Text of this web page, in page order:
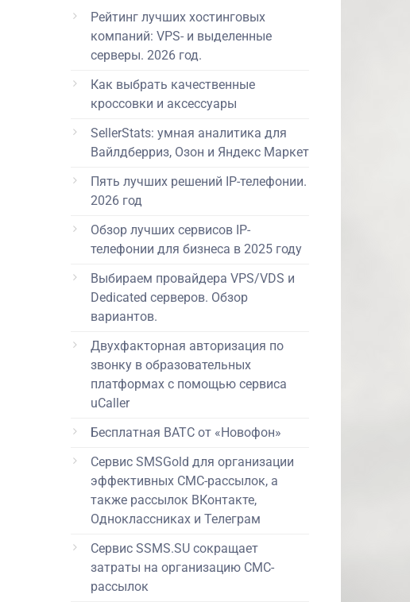
Рейтинг лучших хостинговых
компаний: VPS- и выделенные
серверы. 2026 год.
Как выбрать качественные
кроссовки и аксессуары
SellerStats: умная аналитика для
Вайлдберриз, Озон и Яндекс Маркет
Пять лучших решений IP-телефонии.
2026 год
Обзор лучших сервисов IP-
телефонии для бизнеса в 2025 году
Выбираем провайдера VPS/VDS и
Dedicated серверов. Обзор
вариантов.
Двухфакторная авторизация по
звонку в образовательных
платформах с помощью сервиса
uCaller
Бесплатная ВАТС от «Новофон»
Сервис SMSGold для организации
эффективных СМС-рассылок, а
также рассылок ВКонтакте,
Одноклассниках и Телеграм
Сервис SSMS.SU сокращает
затраты на организацию СМС-
рассылок